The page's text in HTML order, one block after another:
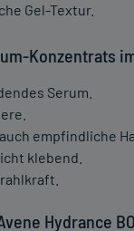
Gel-Textur.
Konzentrats
Serum.
empfindliche
klebend.
Hydrance